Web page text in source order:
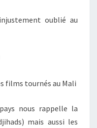
oublié au
films tournés au Mali
nous rappelle la
mais aussi les